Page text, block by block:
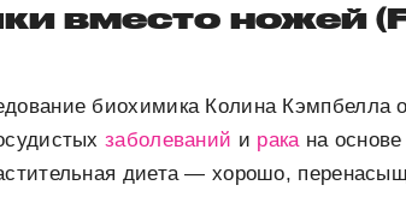
вместо ножей
биохимика Колина Кэмпбелла
заболеваний и ракана основе
диета — хорошо,